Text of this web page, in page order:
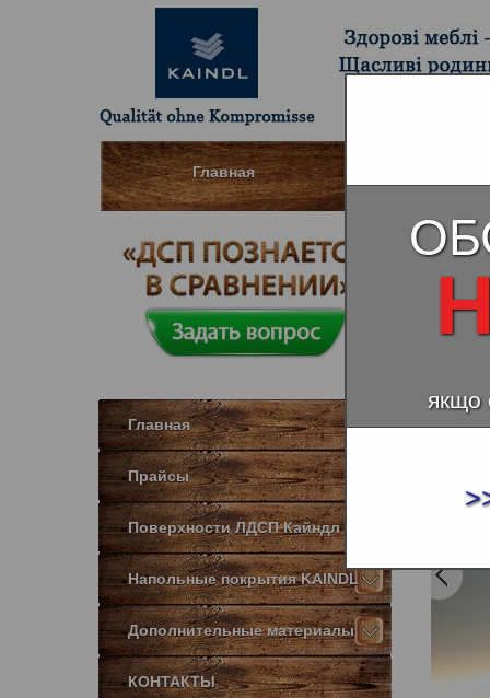
Главная
Главная
Прайсы
Поверхности ЛДСП Кайндл
Напольные покрытия KAINDL
Дополнительные материалы
КОНТАКТЫ
якщо